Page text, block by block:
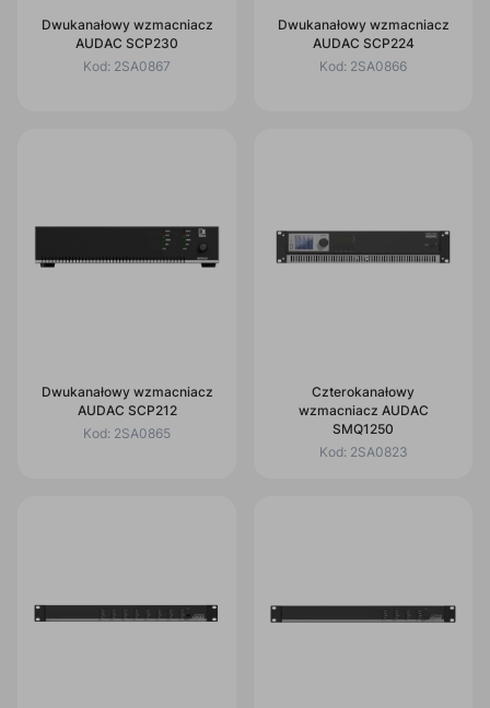
Dwukanałowy wzmacniacz
AUDAC SCP230
Kod: 2SA0867
Dwukanałowy wzmacniacz
AUDAC SCP224
Kod: 2SA0866
Dwukanałowy wzmacniacz
AUDAC SCP212
Kod: 2SA0865
Czterokanałowy
wzmacniacz AUDAC
SMQ1250
Kod: 2SA0823